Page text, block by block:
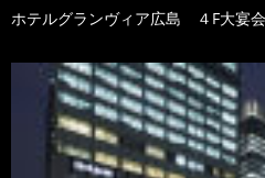
ホテルグランヴィア広島 ４F大宴会